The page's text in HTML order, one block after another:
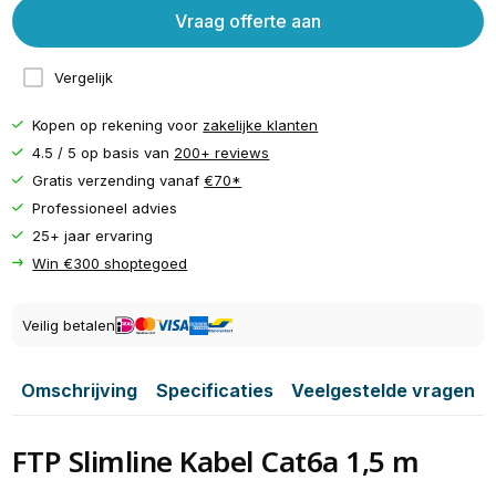
Vergelijk
Vraag offerte aan
Kopen op rekening voor zakelijke klanten
4.5 / 5 op basis van 200+ reviews
Gratis verzending vanaf€70*
Professioneel advies
25+ jaar ervaring
Win €300 shoptegoed
Veilig betalen
Omschrijving Specificaties Veelgestelde vragen
FTP Slimline Kabel Cat6a 1,5 m